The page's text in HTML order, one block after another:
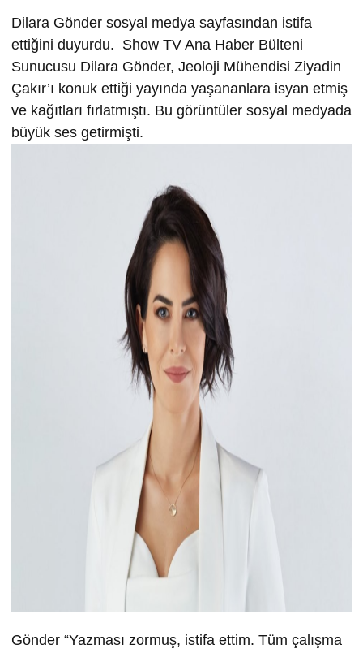
Dilara Gönder sosyal medya sayfasından istifa
ettiğini duyurdu. Show TV Ana Haber Bülteni
Sunucusu Dilara Gönder, Jeoloji Mühendisi Ziyadin
Çakır’ı konuk ettiği yayında yaşananlara isyan etmiş
ve kağıtları fırlatmıştı. Bu görüntüler sosyal medyada
büyük ses getirmişti.
Gönder “Yazması zormuş, istifa ettim. Tüm çalışma